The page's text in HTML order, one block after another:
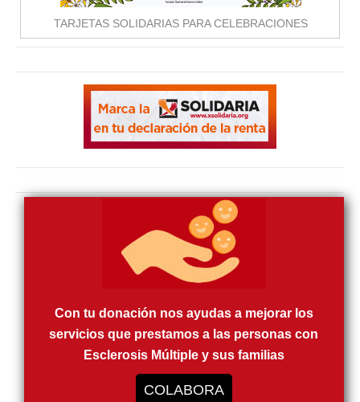
TARJETAS SOLIDARIAS PARA CELEBRACIONES
Con tu donación nos ayudas a mejorar los
servicios que prestamos a las personas con
Esclerosis Múltiple y sus familias
COLABORA